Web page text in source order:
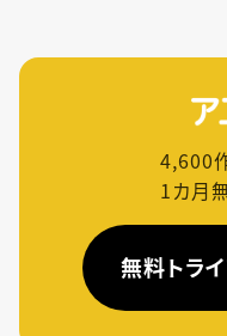
4,600
1カ月
無料トラ